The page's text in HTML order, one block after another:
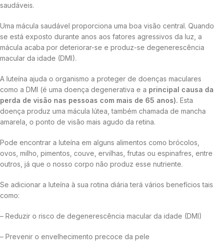
saudáveis.
Uma mácula saudável proporciona uma boa visão central. Quando
se está exposto durante anos aos fatores agressivos da luz, a
mácula acaba por deteriorar-se e produz-se degenerescência
macular da idade (DMI).
A luteína ajuda o organismo a proteger de doenças maculares
como a DMI (é uma doença degenerativa e a principal causa da
perda de visão nas pessoas com mais de 65 anos). Esta
doença produz uma mácula lútea, também chamada de mancha
amarela, o ponto de visão mais agudo da retina.
Pode encontrar a luteína em alguns alimentos como brócolos,
ovos, milho, pimentos, couve, ervilhas, frutas ou espinafres, entre
outros, já que o nosso corpo não produz esse nutriente.
Se adicionar a luteína à sua rotina diária terá vários benefícios tais
como:
– Reduzir o risco de degenerescência macular da idade (DMI)
– Prevenir o envelhecimento precoce da pele